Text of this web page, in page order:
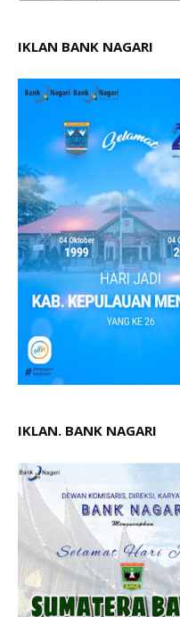
IKLAN BANK NAGARI
IKLAN. BANK NAGARI